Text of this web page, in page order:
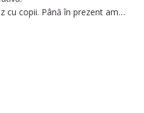
cu copii. Până în prezent am
și am lucrat și în cadrul unei
sunt o persoană foarte